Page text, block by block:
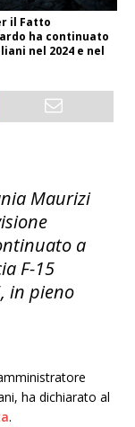
il Fatto
ha continuato
nel 2024 e nel
Maurizi
a
F-15
in pieno
ha dichiarato al
.